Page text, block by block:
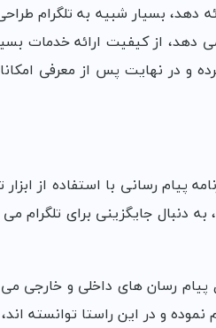
دهد، بسیار شبیه به تلگرام
دهد، از کیفیت ارائه خدمات
و در نهایت پس از معرفی
پیام رسانی با استفاده از
جایگزینی برای تلگرام
رسان های داخلی و خارجی
و در این راستا توانسته